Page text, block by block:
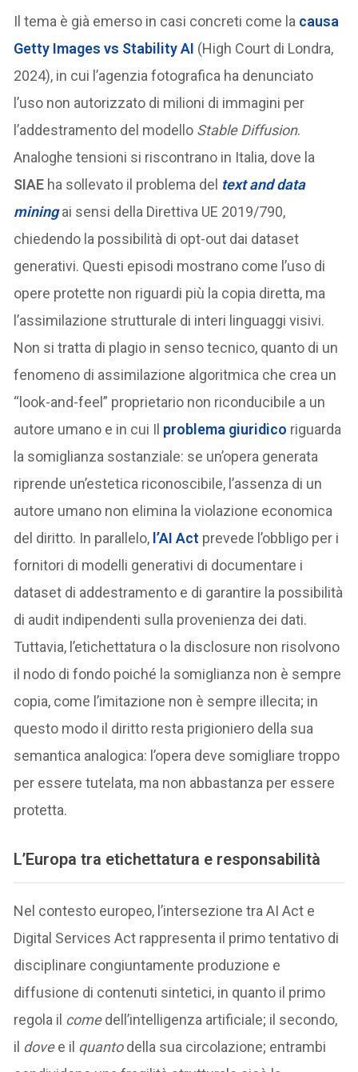
Il tema è già emerso in casi concreti come la causa
Getty Images vs Stability AI (High Court di Londra,
2024), in cui l’agenzia fotografica ha denunciato
l’uso non autorizzato di milioni di immagini per
l’addestramento del modello Stable Diffusion.
Analoghe tensioni si riscontrano in Italia, dove la
SIAE ha sollevato il problema del text and data
miningai sensi della Direttiva UE 2019/790,
chiedendo la possibilità di opt-out dai dataset
generativi. Questi episodi mostrano come l’uso di
opere protette non riguardi più la copia diretta, ma
l’assimilazione strutturale di interi linguaggi visivi.
Non si tratta di plagio in senso tecnico, quanto di un
fenomeno di assimilazione algoritmica che crea un
“look-and-feel” proprietario non riconducibile a un
autore umano e in cui Il problema giuridico riguarda
la somiglianza sostanziale: se un’opera generata
riprende un’estetica riconoscibile, l’assenza di un
autore umano non elimina la violazione economica
del diritto. In parallelo, l’AI Act prevede l’obbligo per i
fornitori di modelli generativi di documentare i
dataset di addestramento e di garantire la possibilità
di audit indipendenti sulla provenienza dei dati.
Tuttavia, l’etichettatura o la disclosure non risolvono
il nodo di fondo poiché la somiglianza non è sempre
copia, come l’imitazione non è sempre illecita; in
questo modo il diritto resta prigioniero della sua
semantica analogica: l’opera deve somigliare troppo
per essere tutelata, ma non abbastanza per essere
protetta.
L’Europa tra etichettatura e responsabilità
Nel contesto europeo, l’intersezione tra AI Act e
Digital Services Act rappresenta il primo tentativo di
disciplinare congiuntamente produzione e
diffusione di contenuti sintetici, in quanto il primo
regola il comedell’intelligenza artificiale; il secondo,
il dovee il quantodella sua circolazione; entrambi